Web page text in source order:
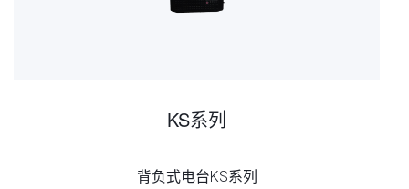
KS系列
背负式电台KS系列